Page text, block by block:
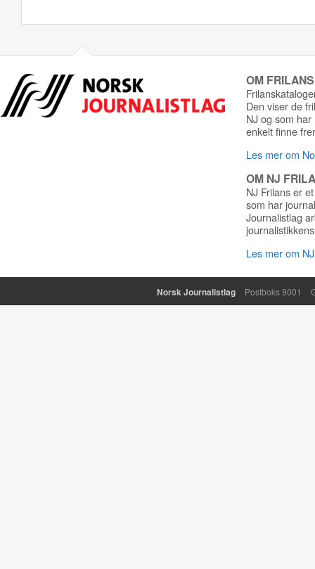
OM
Den viser de
NJ og som
enkelt finne
Les mer om
OM NJ
NJ Frilans er
som har
Journalistlag
Les mer om
Norsk Journalistlag Postboks 9001